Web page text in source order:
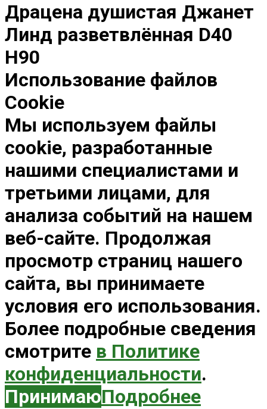
Драцена душистая Джанет
Линд разветвлённая D40
H90
Использование файлов
Cookie
Мы используем файлы
cookie, разработанные
нашими специалистами и
третьими лицами, для
анализа событий на нашем
веб-сайте. Продолжая
просмотр страниц нашего
сайта, вы принимаете
условия его использования.
Более подробные сведения
смотрите в Политике
конфиденциальности.
ПринимаюПодробнее